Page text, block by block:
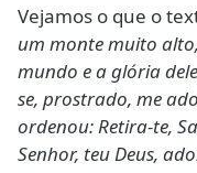
Vejamos o que o
um monte muito
mundo e a glória
se, prostrado, me
ordenou: Retira-te,
Senhor, teu Deus,